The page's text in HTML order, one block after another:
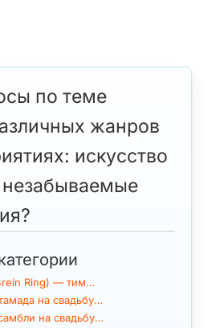
по теме
жанров
искусство
незабываемые
Ring) — тим…
на свадьбу…
на свадьбу…